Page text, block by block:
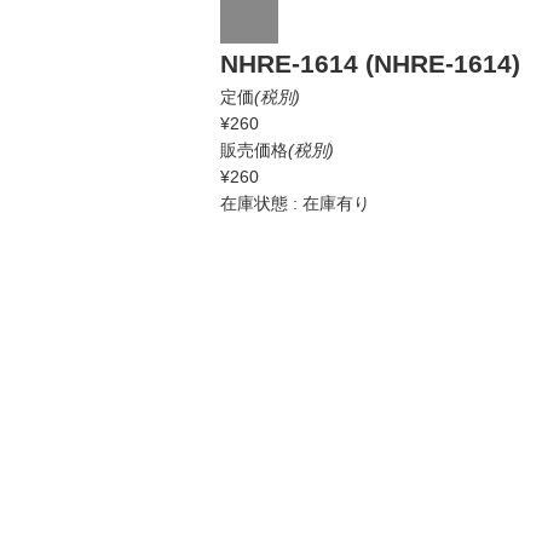
NHRE-1614 (NHRE-1614)
定価(税別)
¥260
販売価格(税別)
¥260
在庫状態 : 在庫有り